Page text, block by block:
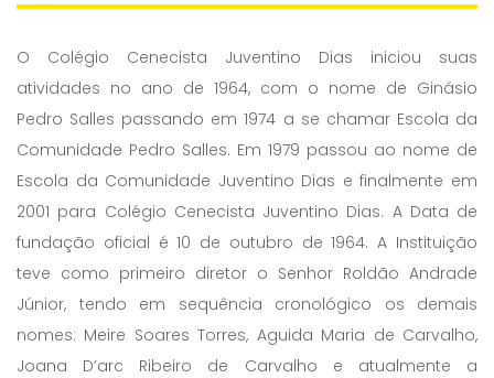
O Colégio Cenecista Juventino Dias iniciou suas
atividades no ano de 1964, com o nome de Ginásio
Pedro Salles passando em 1974 a se chamar Escola da
Comunidade Pedro Salles. Em 1979 passou ao nome de
Escola da Comunidade Juventino Dias e finalmente em
2001 para Colégio Cenecista Juventino Dias. A Data de
fundação oficial é 10 de outubro de 1964. A Instituição
teve como primeiro diretor o Senhor Roldão Andrade
Júnior, tendo em sequência cronológico os demais
nomes: Meire Soares Torres, Aguida Maria de Carvalho,
Joana D’arc Ribeiro de Carvalho e atualmente a